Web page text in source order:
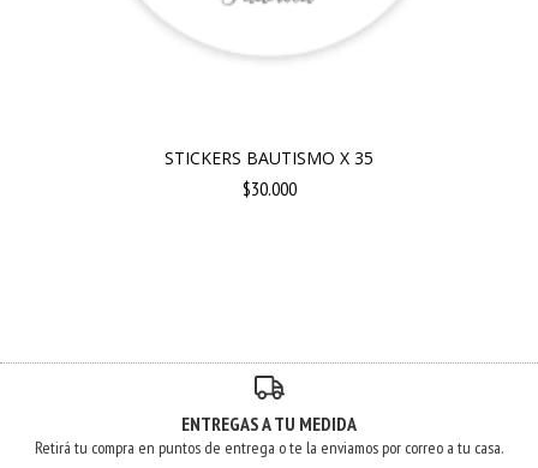
STICKERS BAUTISMO X 35
$30.000
ENTREGAS A TU MEDIDA
Retirá tu compra en puntos de entrega o te la enviamos por correo a tu casa.